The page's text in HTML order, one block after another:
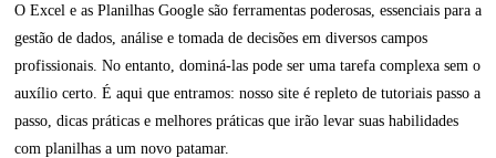
O Excel e as Planilhas Google são ferramentas poderosas, essenciais para a
gestão de dados, análise e tomada de decisões em diversos campos
profissionais. No entanto, dominá-las pode ser uma tarefa complexa sem o
auxílio certo. É aqui que entramos: nosso site é repleto de tutoriais passo a
passo, dicas práticas e melhores práticas que irão levar suas habilidades
com planilhas a um novo patamar.